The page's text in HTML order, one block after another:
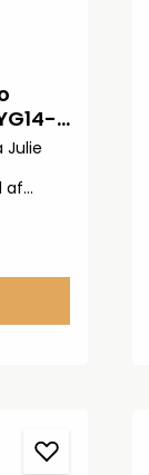
Julie
af
karat